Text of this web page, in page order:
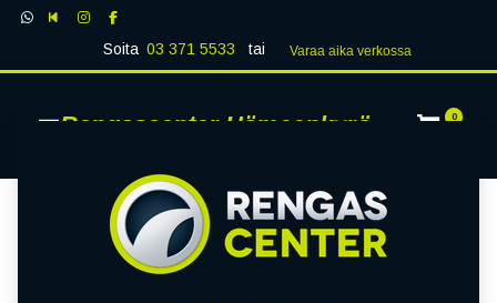
Soita 03 371 5533 tai Varaa aika verk​​​​ossa
Rengascenter Hämeenkyrö 0